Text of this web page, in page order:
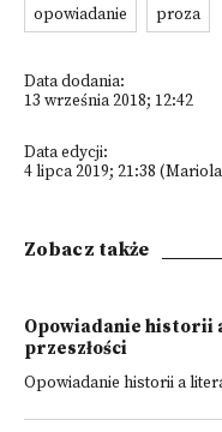
opowiadanie
proza
Data dodania:
13 września 2018; 12:42
Data edycji:
4 lipca 2019; 21:38
Zobacz także
Opowiadanie
przeszłości
Opowiadanie historii a